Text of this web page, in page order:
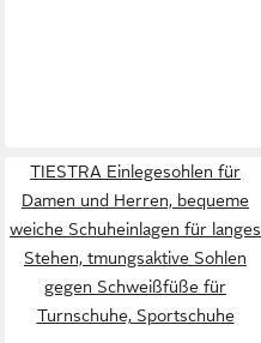
TIESTRA Einlegesohlen für
Damen und Herren, bequeme
weiche Schuheinlagen für langes
Stehen, tmungsaktive Sohlen
gegen Schweißfüße für
Turnschuhe, Sportschuhe